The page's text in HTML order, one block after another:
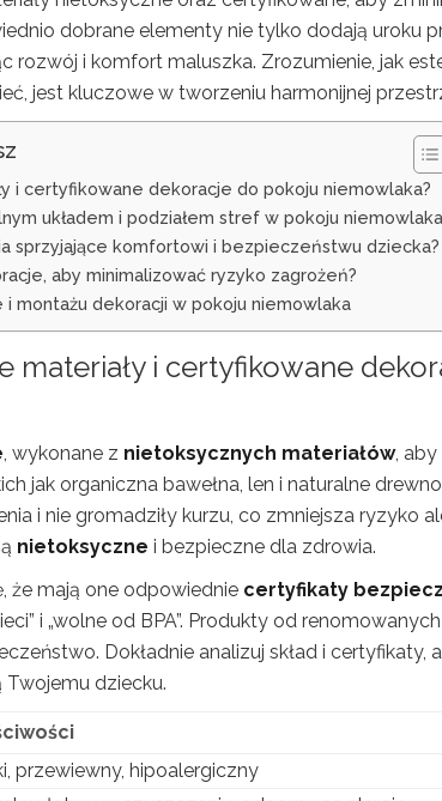
dobrane elementy nie tylko dodają uroku
rozwój i komfort maluszka. Zrozumienie, jak
jest kluczowe w tworzeniu harmonijnej
i certyfikowane dekoracje do pokoju niemowlaka?
układem i podziałem stref w pokoju
sprzyjające komfortowi i bezpieczeństwu dziecka?
aby minimalizować ryzyko zagrożeń?
montażu dekoracji w pokoju niemowlaka
materiały i certyfikowane
, wykonane z nietoksycznych materiałów,
jak organiczna bawełna, len i naturalne
i nie gromadziły kurzu, co zmniejsza ryzyko
nietoksyczne i bezpieczne dla zdrowia.
że mają one odpowiednie certyfikaty
i „wolne od BPA”. Produkty od
Dokładnie analizuj skład i certyfikaty,
dziecku.
przewiewny, hipoalergiczny